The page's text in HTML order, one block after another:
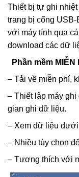
Thiết bị tự ghi
trang bị cổng
với máy tính qua
download các dữ
Phần mềm MIỄN
– Tải về miễn phí,
– Thiết lập máy
gian ghi dữ liệu.
– Xem dữ liệu dưới
– Nhiều tùy chọn
– Tương thích với